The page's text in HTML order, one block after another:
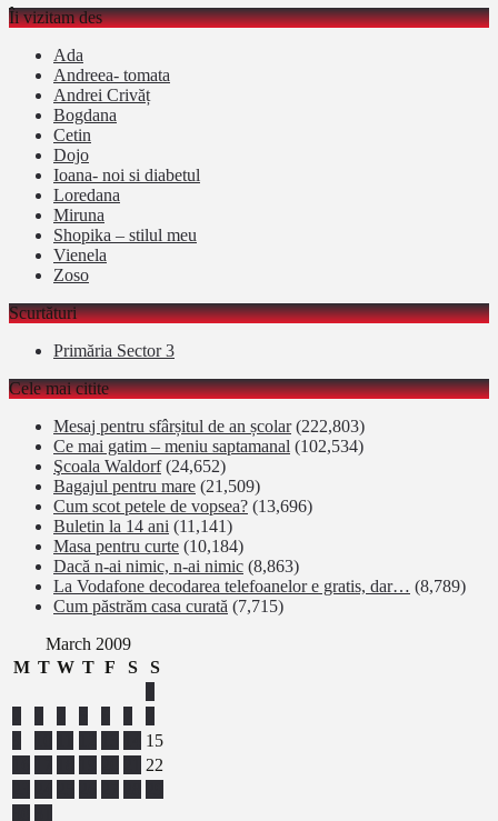
Îi vizitam des
Ada
Andreea- tomata
Andrei Crivăț
Bogdana
Cetin
Dojo
Ioana- noi si diabetul
Loredana
Miruna
Shopika – stilul meu
Vienela
Zoso
Scurtături
Primăria Sector 3
Cele mai citite
Mesaj pentru sfârșitul de an școlar (222,803)
Ce mai gatim – meniu saptamanal (102,534)
Şcoala Waldorf (24,652)
Bagajul pentru mare (21,509)
Cum scot petele de vopsea? (13,696)
Buletin la 14 ani (11,141)
Masa pentru curte (10,184)
Dacă n-ai nimic, n-ai nimic (8,863)
La Vodafone decodarea telefoanelor e gratis, dar… (8,789)
Cum păstrăm casa curată (7,715)
March 2009
M T W T F S
S
15
22